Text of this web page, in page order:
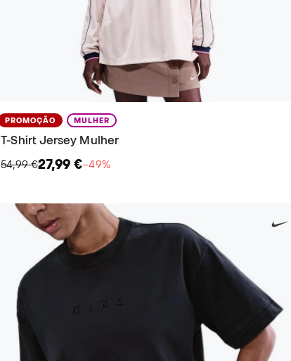
PROMOÇÃO MULHER
T-Shirt Jersey Mulher
54,99 €27,99 €−49%